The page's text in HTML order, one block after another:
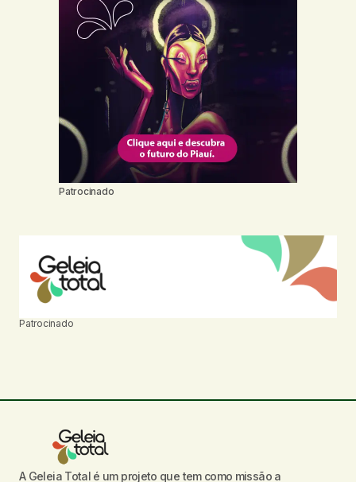
Patrocinado
Patrocinado
A Geleia Total é um projeto que tem como missão a